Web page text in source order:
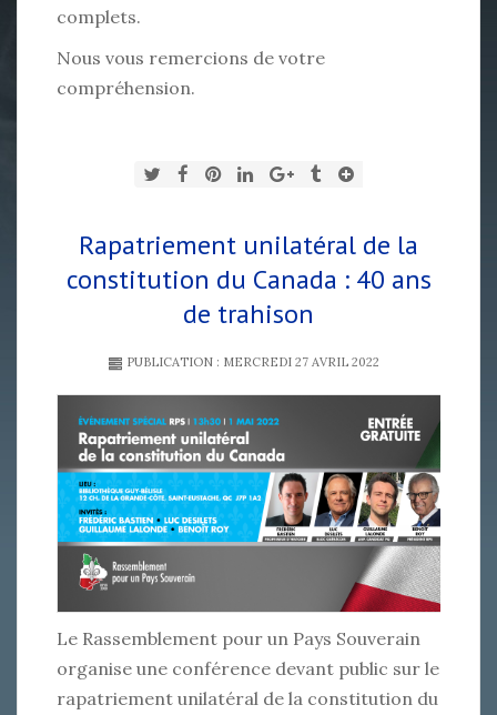
complets.
Nous vous remercions de votre
compréhension.
Rapatriement unilatéral de la
constitution du Canada : 40 ans
de trahison
PUBLICATION : MERCREDI 27 AVRIL 2022
Le Rassemblement pour un Pays Souverain
organise une conférence devant public sur le
rapatriement unilatéral de la constitution du